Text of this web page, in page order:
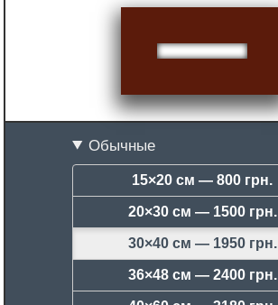
Обычные
15×20 см — 800 грн.
20×30 см — 1500 грн.
30×40 см — 1950 грн.
36×48 см — 2400 грн.